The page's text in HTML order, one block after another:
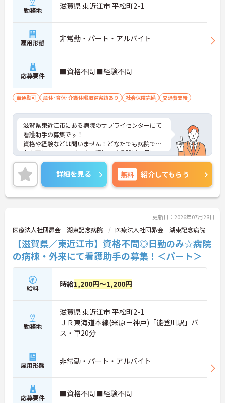
勤務地 滋賀県 東近江市 平松町2-1
雇用形態 非常勤・パート・アルバイト
応募要件 ■資格不問 ■経験不問
車通勤可 産休･育休･介護休暇取得実績あり 社会保険完備 交通費支給
滋賀県東近江市にある病院のサプライセンターにて
看護助手の募集です！
資格や経験などは問いません！どなたでも病院での
お仕事にチャレンジできる環境です◎残業も月に2
時間程度と少なめで、勤務後のプライベートの時間
も大切にしていただけます！
ご興味のある方には、面接対策ポイントなど、さら
に詳細をお話しいたしますのでお気軽にご相談くだ
さい！
詳細を見る 無料 紹介してもらう
更新日：2026年07月28日
医療法人社団昴会 湖東記念病院 医療法人社団昴会 湖東記念病院
【滋賀県／東近江市】資格不問◎日勤のみ☆病院
の病棟・外来にて看護助手の募集！＜パート＞
給料 時給1,200円～1,200円
勤務地
滋賀県 東近江市 平松町2-1
ＪＲ東海道本線(米原－神戸)「能登川駅」バ
ス・車20分
雇用形態 非常勤・パート・アルバイト
応募要件 ■資格不問 ■経験不問